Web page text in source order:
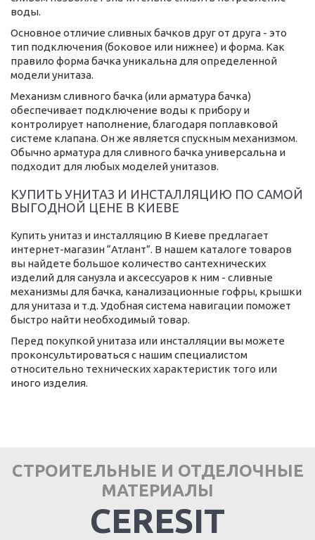
воды.
Основное отличие сливных бачков друг от друга - это
тип подключения (боковое или нижнее) и форма. Как
правило форма бачка уникальна для определенной
модели унитаза.
Механизм сливного бачка (или арматура бачка)
обеспечивает подключение воды к прибору и
контролирует наполнение, благодаря поплавковой
системе клапана. Он же является спускным механизмом.
Обычно арматура для сливного бачка универсальна и
подходит для любых моделей унитазов.
КУПИТЬ УНИТАЗ И ИНСТАЛЛЯЦИЮ ПО САМОЙ
ВЫГОДНОЙ ЦЕНЕ В КИЕВЕ
Купить унитаз и инсталляцию В Киеве предлагает
интернет-магазин “Атлант”. В нашем каталоге товаров
вы найдете большое количество сантехнических
изделий для санузла и аксессуаров к ним - сливные
механизмы для бачка, канализационные гофры, крышки
для унитаза и т.д. Удобная система навигации поможет
быстро найти необходимый товар.
Перед покупкой унитаза или инсталляции вы можете
проконсультироваться с нашим специалистом
относительно технических характеристик того или
иного изделия.
СТРОИТЕЛЬНЫЕ И ОТДЕЛОЧНЫЕ
МАТЕРИАЛЫ
CERESIT